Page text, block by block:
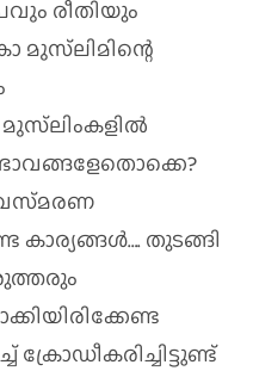
രീതിയും
മുസ്‌ലിമിന്റെ
മുസ്‌ലിംകളില്‍
കാര്യങ്ങള്‍…. തുടങ്ങി